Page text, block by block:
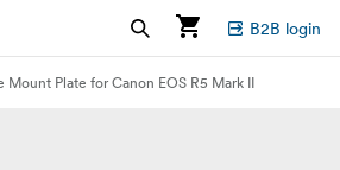
B2B login
Mount Plate for Canon EOS R5 Mark II